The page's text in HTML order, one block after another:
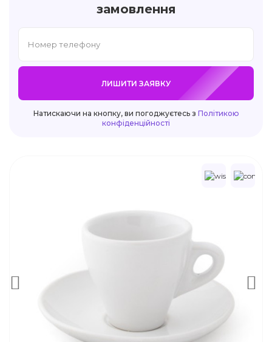
замовлення
ЛИШИТИ ЗАЯВКУ
Натискаючи на кнопку, ви погоджуєтесь з Політикою
конфіденційності